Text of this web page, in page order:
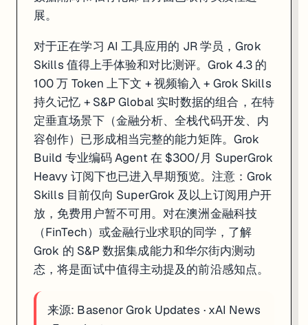
展。
对于正在学习 AI 工具应用的 JR 学员，Grok
Skills 值得上手体验和对比测评。Grok 4.3 的
100 万 Token 上下文 + 视频输入 + Grok Skills
持久记忆 + S&P Global 实时数据的组合，在特
定垂直场景下（金融分析、全栈代码开发、内
容创作）已形成相当完整的能力矩阵。Grok
Build 专业编码 Agent 在 $300/月 SuperGrok
Heavy 订阅下也已进入早期预览。注意：Grok
Skills 目前仅向 SuperGrok 及以上订阅用户开
放，免费用户暂不可用。对在澳洲金融科技
（FinTech）或金融行业求职的同学，了解
Grok 的 S&P 数据集成能力和华尔街内测动
态，将是面试中值得主动提及的前沿感知点。
来源: Basenor Grok Updates · xAI News